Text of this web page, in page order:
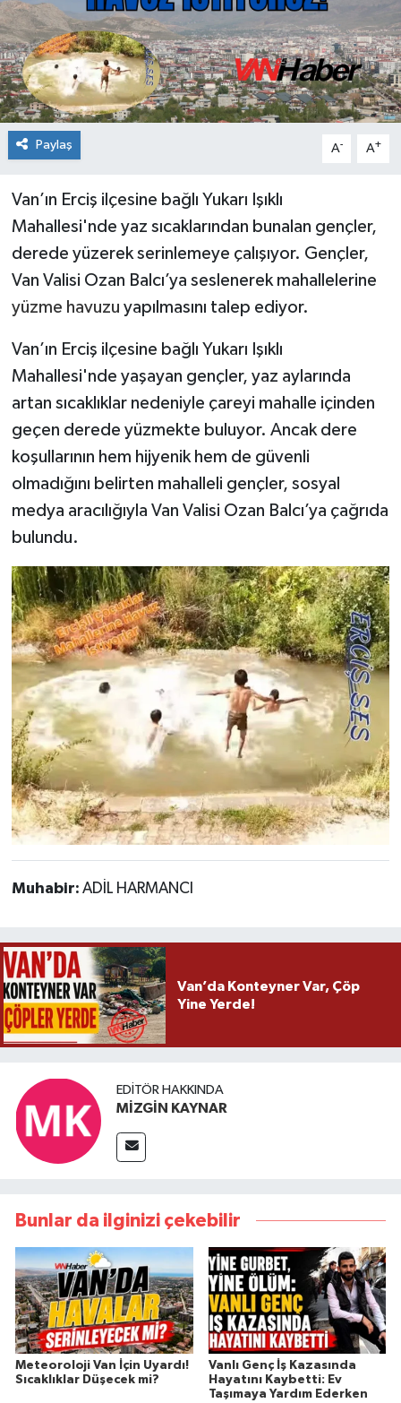
Paylaş A- A+
Van’ın Erciş ilçesine bağlı Yukarı Işıklı
Mahallesi'nde yaz sıcaklarından bunalan gençler,
derede yüzerek serinlemeye çalışıyor. Gençler,
Van Valisi Ozan Balcı’ya seslenerek mahallelerine
yüzme havuzu yapılmasını talep ediyor.
Van’ın Erciş ilçesine bağlı Yukarı Işıklı
Mahallesi'nde yaşayan gençler, yaz aylarında
artan sıcaklıklar nedeniyle çareyi mahalle içinden
geçen derede yüzmekte buluyor. Ancak dere
koşullarının hem hijyenik hem de güvenli
olmadığını belirten mahalleli gençler, sosyal
medya aracılığıyla Van Valisi Ozan Balcı’ya çağrıda
bulundu.
Muhabir: ADİL HARMANCI
Van’da Konteyner Var, Çöp
Yine Yerde!
EDITÖR HAKKINDA
MİZGİN KAYNAR
Bunlar da ilginizi çekebilir
Meteoroloji Van İçin Uyardı!
Sıcaklıklar Düşecek mi?
Vanlı Genç İş Kazasında
Hayatını Kaybetti: Ev
Taşımaya Yardım Ederken